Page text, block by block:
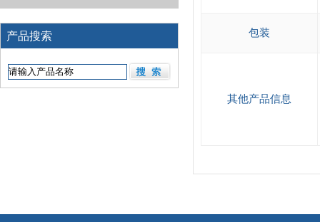
产品搜索 包装
其他产品信息